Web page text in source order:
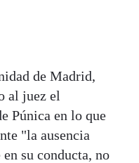
de Madrid,
al juez el
Púnica en lo que
"la ausencia
su conducta, no